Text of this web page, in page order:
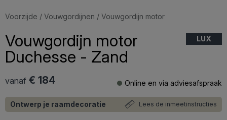
Voorzijde / Vouwgordijnen / Vouwgordijn motor
Vouwgordijn motor
Duchesse - Zand
LUX
vanaf € 184 Online en via adviesafspraak
Ontwerp je raamdecoratie Lees de inmeetinstructies